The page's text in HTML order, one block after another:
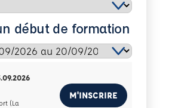
début de formation
(La
M'INSCRIRE